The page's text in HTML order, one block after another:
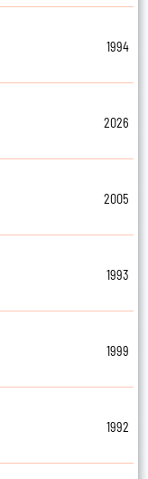
1994
2026
2005
1993
1999
1992